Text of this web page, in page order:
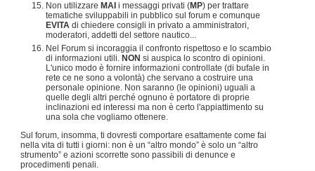
Non utilizzare MAI i messaggi privati (MP) per trattare
tematiche sviluppabili in pubblico sul forum e comunque
EVITA di chiedere consigli in privato a amministratori,
moderatori, addetti del settore nautico...
Nel Forum si incoraggia il confronto rispettoso e lo scambio
di informazioni utili. NON si auspica lo scontro di opinioni.
L'unico modo è fornire informazioni controllate (di bufale in
rete ce ne sono a volontà) che servano a costruire una
personale opinione. Non saranno (le opinioni) uguali a
quelle degli altri perché ognuno è portatore di proprie
inclinazioni ed interessi ma non è certo l'appiattimento su
una sola che vogliamo ottenere.
Sul forum, insomma, ti dovresti comportare esattamente come fai
nella vita di tutti i giorni: non è un “altro mondo” è solo un “altro
strumento” e azioni scorrette sono passibili di denunce e
procedimenti penali.